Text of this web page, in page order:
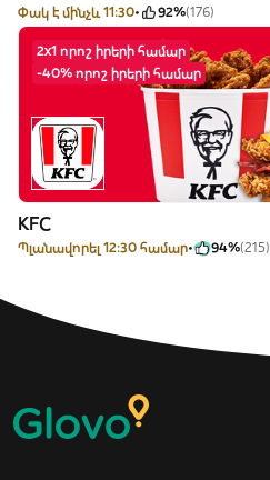
Փակ է մինչև 11:30 92%(176)
2x1 որոշ իրերի համար
-40% որոշ իրերի համար
KFC
Պլանավորել 12:30 համար 94%(215)